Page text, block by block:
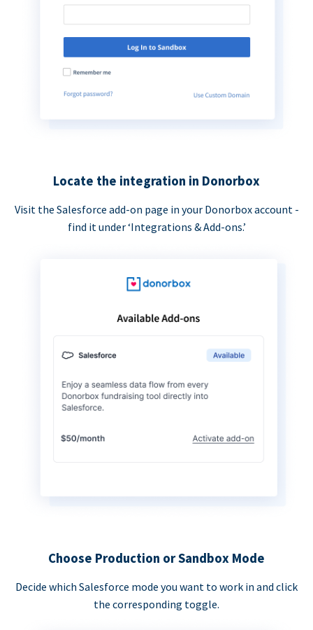
Locate the integration in Donorbox
Visit the Salesforce add-on page in your Donorbox account -
find it under ‘Integrations & Add-ons.’
Choose Production or Sandbox Mode
Decide which Salesforce mode you want to work in and click
the corresponding toggle.